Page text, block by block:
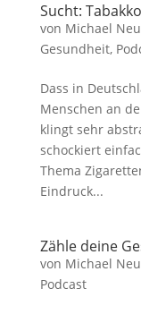
Sucht:
von Michael
Gesundheit,
Dass in
Menschen an
klingt sehr
schockiert
Thema
Eindruck...
Zähle deine
von Michael
Podcast